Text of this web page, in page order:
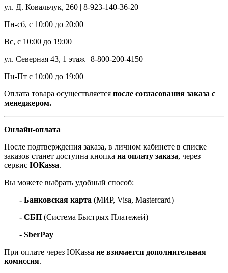
ул. Д. Ковальчук, 260 | 8-923-140-36-20
Пн-сб, с 10:00 до 20:00
Вс, с 10:00 до 19:00
ул. Северная 43, 1 этаж | 8-800-200-4150
Пн-Пт с 10:00 до 19:00
Оплата товара осуществляется после согласования заказа с
менеджером.
Онлайн-оплата
После подтверждения заказа, в личном кабинете в списке
заказов станет доступна кнопка на оплату заказа, через
сервис ЮKassa.
Вы можете выбрать удобный способ:
- Банковская карта (МИР, Visa, Mastercard)
- СБП (Система Быстрых Платежей)
- SberPay
При оплате через ЮKassa не взимается дополнительная
комиссия.